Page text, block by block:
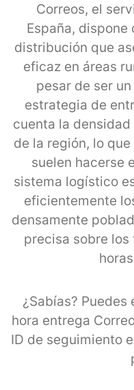
Correos, el
España,
distribución que
eficaz en áreas
pesar de ser
estrategia de
cuenta la
de la región, lo
suelen hacerse
sistema logístico
eficientemente
densamente
precisa sobre
¿Sabías?
hora entrega
ID de seguimiento